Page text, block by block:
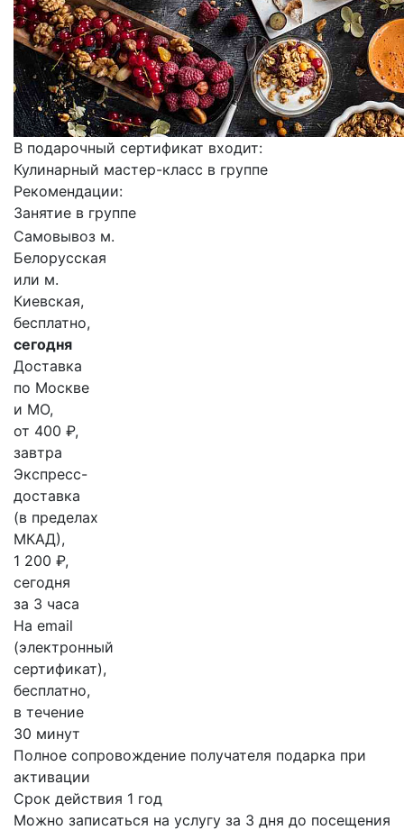
В подарочный сертификат входит:
Кулинарный мастер-класс в группе
Рекомендации:
Занятие в группе
Самовывоз м.
Белорусская
или м.
Киевская,
бесплатно,
сегодня
Доставка
по Москве
и МО,
от 400 ₽,
завтра
Экспресс-
доставка
(в пределах
МКАД),
1 200 ₽,
сегодня
за 3 часа
На email
(электронный
сертификат),
бесплатно,
в течение
30 минут
Полное сопровождение получателя подарка при
активации
Срок действия 1 год
Можно записаться на услугу за 3 дня до посещения